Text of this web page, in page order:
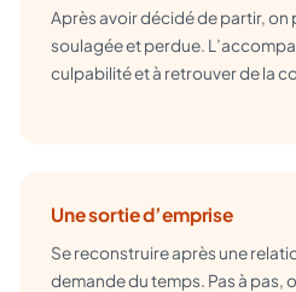
Après avoir décidé de partir, on
soulagée et perdue.
culpabilité et à retrouver de la
Une sortie d’emprise
Se reconstruire après une
demande du temps. Pas à pas,